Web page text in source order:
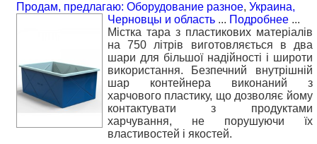
Продам, предлагаю: Оборудование разное, Украина,
Черновцы и область ... Подробнее ...
Містка тара з пластикових матеріалів
на 750 літрів виготовляється в два
шари для більшої надійності і широти
використання. Безпечний внутрішній
шар контейнера виконаний з
харчового пластику, що дозволяє йому
контактувати з продуктами
харчування, не порушуючи їх
властивостей і якостей.